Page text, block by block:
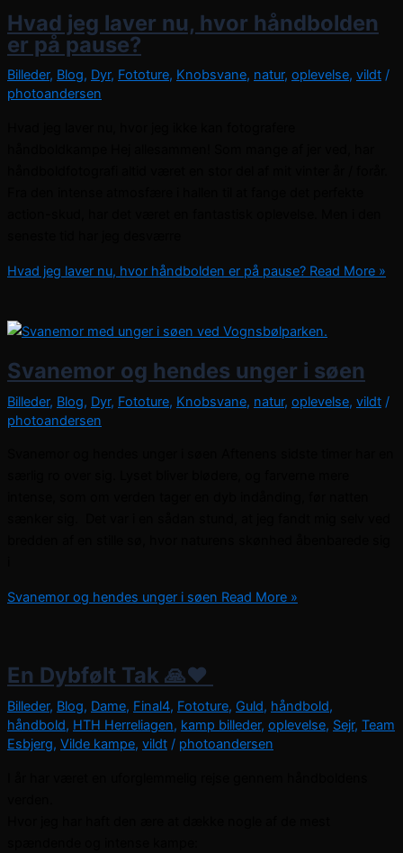
Hvad jeg laver nu, hvor håndbolden
er på pause?
Billeder, Blog, Dyr, Fototure, Knobsvane, natur, oplevelse, vildt /
photoandersen
Hvad jeg laver nu, hvor håndbolden er på pause? Read More »
Svanemor og hendes unger i søen
Billeder, Blog, Dyr, Fototure, Knobsvane, natur, oplevelse, vildt /
photoandersen
Svanemor og hendes unger i søen Read More »
En Dybfølt Tak 🙏❤️ ​
Billeder, Blog, Dame, Final4, Fototure, Guld, håndbold,
håndbold, HTH Herreliagen, kamp billeder, oplevelse, Sejr, Team
Esbjerg, Vilde kampe, vildt / photoandersen